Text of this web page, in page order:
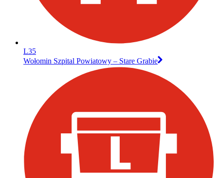
L35
Wołomin Szpital Powiatowy – Stare Grabie